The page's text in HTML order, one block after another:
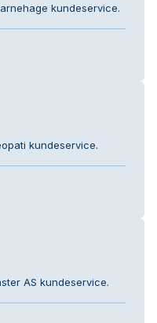
kundeservice.
kundeservice.
AS kundeservice.